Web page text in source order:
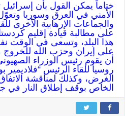
ختاماً يمكن القول بأن إسرائيل
الأمني في العرق وسوريا
والجماعات الإرهابية الأخرى
على مطالبة قيادة إقليم
هذا البلد، وتسعى في الوقت
على إيران وحزب الله
أن يقوم رئيس الوزراء الصهيوني
روسيا للقاء الرئيس “فلاديمير
الغرض، وكذلك لمناقشة
الخاص بوقف إطلاق النار في